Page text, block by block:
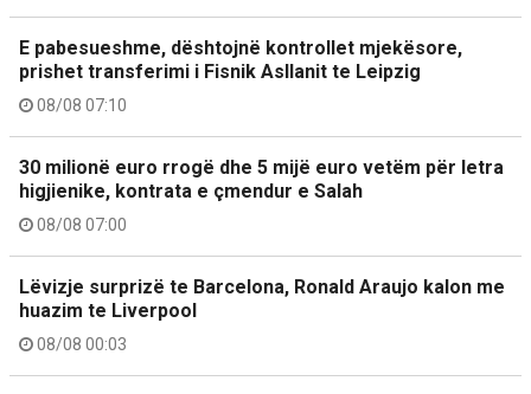
E pabesueshme, dështojnë kontrollet mjekësore,
prishet transferimi i Fisnik Asllanit te Leipzig
08/08 07:10
30 milionë euro rrogë dhe 5 mijë euro vetëm për letra
higjienike, kontrata e çmendur e Salah
08/08 07:00
Lëvizje surprizë te Barcelona, Ronald Araujo kalon me
huazim te Liverpool
08/08 00:03